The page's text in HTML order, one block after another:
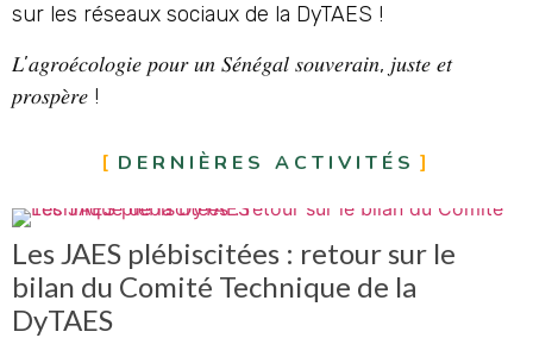
sur les réseaux sociaux de la DyTAES !
𝐿’𝑎𝑔𝑟𝑜𝑒́𝑐𝑜𝑙𝑜𝑔𝑖𝑒 𝑝𝑜𝑢𝑟 𝑢𝑛 𝑆𝑒́𝑛𝑒́𝑔𝑎𝑙 𝑠𝑜𝑢𝑣𝑒𝑟𝑎𝑖𝑛, 𝑗𝑢𝑠𝑡𝑒 𝑒𝑡
𝑝𝑟𝑜𝑠𝑝𝑒̀𝑟𝑒 !
DERNIÈRES ACTIVITÉS
Les JAES plébiscitées : retour sur le
bilan du Comité Technique de la
DyTAES